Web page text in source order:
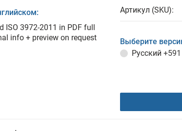
ISO 3972-2011 in PDF full
info + preview on request
Артикул (SKU):
Выберите
Русский